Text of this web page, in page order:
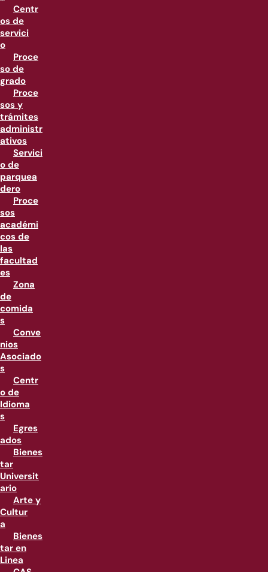
Centr
os de
servici
o
Proce
so de
grado
Proce
sos y
trámites
administr
ativos
Servici
o de
parquea
dero
Proce
sos
académi
cos de
las
facultad
es
Zona
de
comida
s
Conve
nios
Asociado
s
Centr
o de
Idioma
s
Egres
ados
Bienes
tar
Universit
ario
Arte y
Cultur
a
Bienes
tar en
Linea